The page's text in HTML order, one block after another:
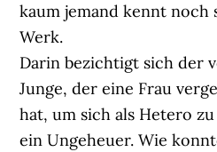
kaum jemand kennt noch
Werk.
Darin bezichtigt sich der
Junge, der eine Frau
hat, um sich als Hetero
ein Ungeheuer. Wie